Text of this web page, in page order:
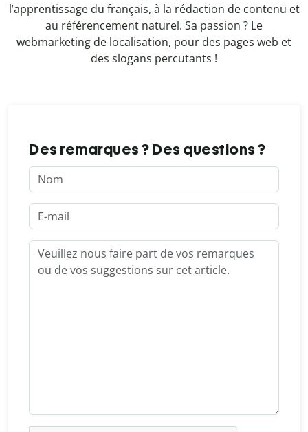
l’apprentissage du français, à la rédaction de contenu et
au référencement naturel. Sa passion ? Le
webmarketing de localisation, pour des pages web et
des slogans percutants !
Des remarques ? Des questions ?